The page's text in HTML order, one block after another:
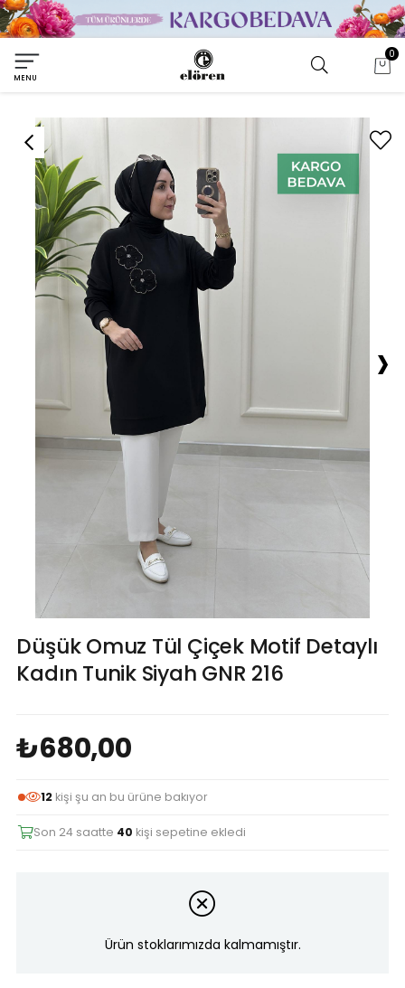
MENU
0
›
Düşük Omuz Tül Çiçek Motif Detaylı
Kadın Tunik Siyah GNR 216
₺680,00
12 kişi şu an bu ürüne bakıyor
Son 24 saatte 40 kişi sepetine ekledi
Ürün stoklarımızda kalmamıştır.